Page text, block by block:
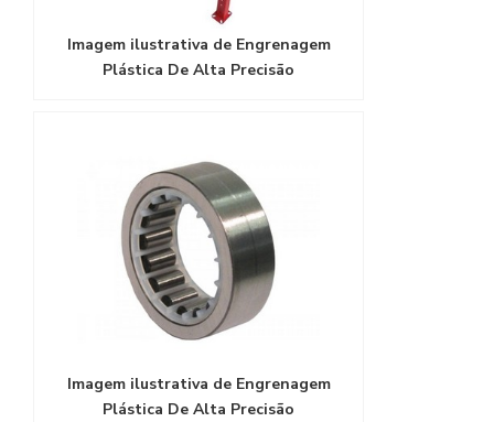
Imagem ilustrativa de Engrenagem
Plástica De Alta Precisão
Imagem ilustrativa de Engrenagem
Plástica De Alta Precisão